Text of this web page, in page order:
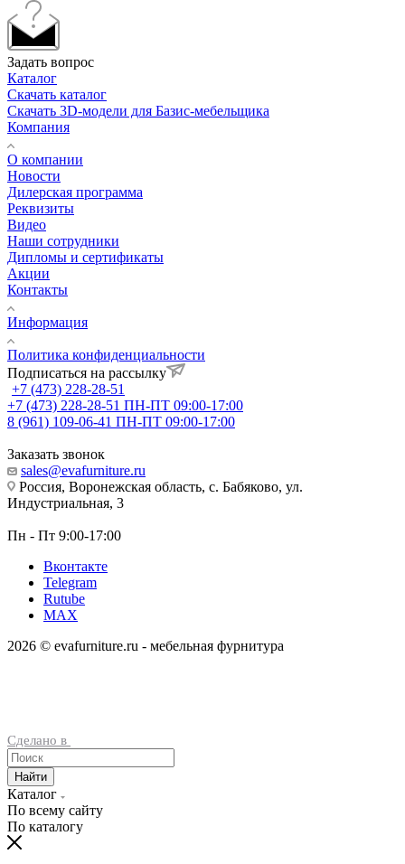
Задать вопрос
Каталог
Скачать каталог
Скачать 3D-модели для Базис-мебельщика
Компания
О компании
Новости
Дилерская программа
Реквизиты
Видео
Наши сотрудники
Дипломы и сертификаты
Акции
Контакты
Информация
Политика конфиденциальности
Подписаться на рассылку
+7 (473) 228-28-51
+7 (473) 228-28-51 ПН-ПТ 09:00-17:00
8 (961) 109-06-41 ПН-ПТ 09:00-17:00
Заказать звонок
sales@evafurniture.ru
Россия, Воронежская область, с. Бабяково, ул.
Индустриальная, 3
Пн - Пт 9:00-17:00
Вконтакте
Telegram
Rutube
MAX
2026 © evafurniture.ru - мебельная фурнитура
Сделано в
Найти
Каталог
По всему сайту
По каталогу